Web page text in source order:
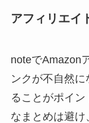
アフィリエイ
noteでAmazon
ンクが不自然
ることがポイ
なまとめは避